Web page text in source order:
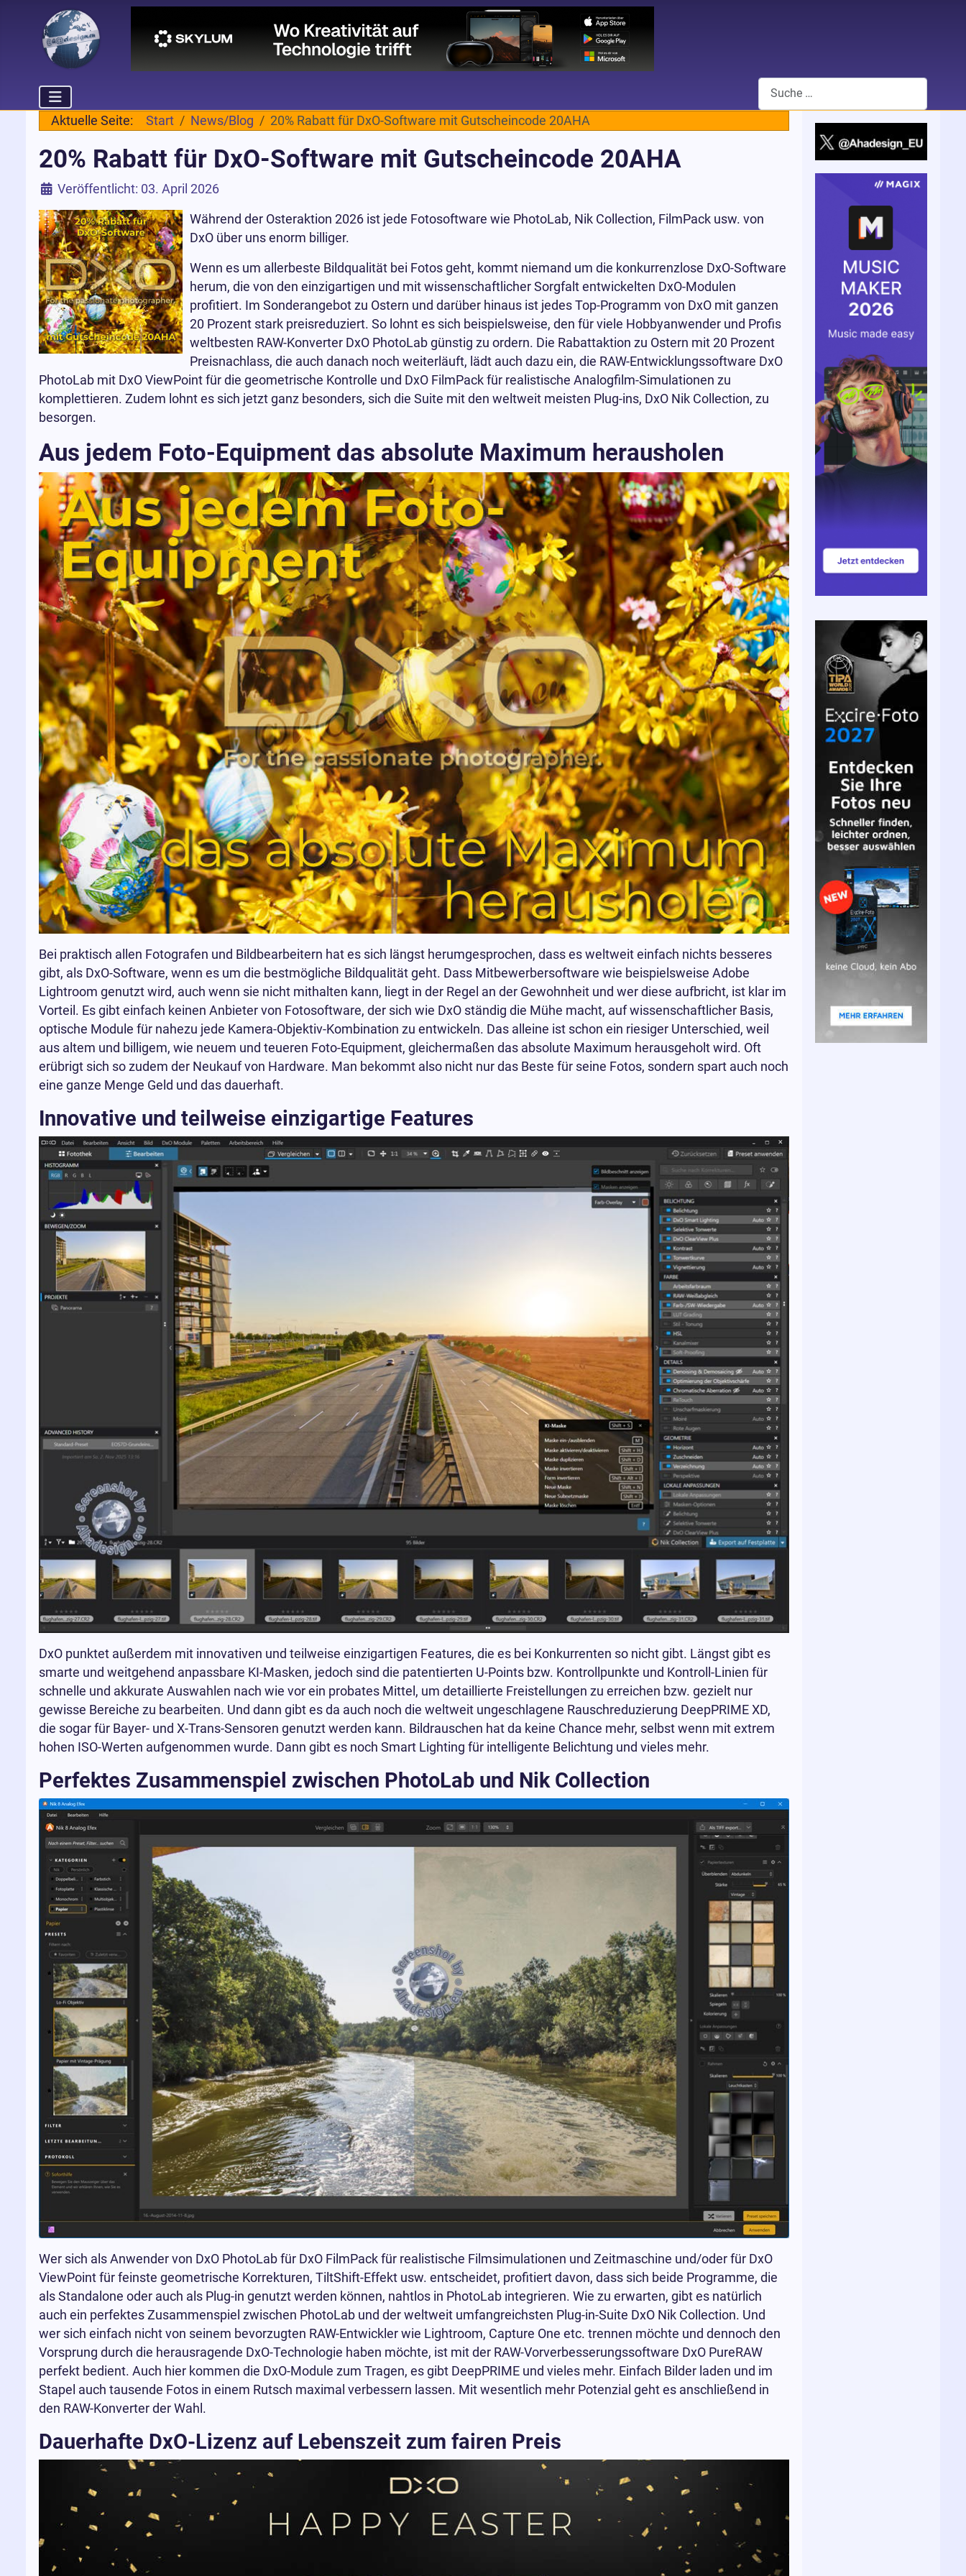
Suchen
Aktuelle Seite: Start News/Blog 20% Rabatt für DxO-Software mit Gutscheincode 20AHA
20% Rabatt für DxO-Software mit Gutscheincode 20AHA
Details
Veröffentlicht: 03. April 2026
Während der Osteraktion 2026 ist jede Fotosoftware wie PhotoLab, Nik Collection, FilmPack usw. von
DxO über uns enorm billiger.
Wenn es um allerbeste Bildqualität bei Fotos geht, kommt niemand um die konkurrenzlose DxO-Software
herum, die von den einzigartigen und mit wissenschaftlicher Sorgfalt entwickelten DxO-Modulen
profitiert. Im Sonderangebot zu Ostern und darüber hinaus ist jedes Top-Programm von DxO mit ganzen
20 Prozent stark preisreduziert. So lohnt es sich beispielsweise, den für viele Hobbyanwender und Profis
weltbesten RAW-Konverter DxO PhotoLab günstig zu ordern. Die Rabattaktion zu Ostern mit 20 Prozent
Preisnachlass, die auch danach noch weiterläuft, lädt auch dazu ein, die RAW-Entwicklungssoftware DxO
PhotoLab mit DxO ViewPoint für die geometrische Kontrolle und DxO FilmPack für realistische Analogfilm-Simulationen zu
komplettieren. Zudem lohnt es sich jetzt ganz besonders, sich die Suite mit den weltweit meisten Plug-ins, DxO Nik Collection, zu
besorgen.
Aus jedem Foto-Equipment das absolute Maximum herausholen
Bei praktisch allen Fotografen und Bildbearbeitern hat es sich längst herumgesprochen, dass es weltweit einfach nichts besseres
gibt, als DxO-Software, wenn es um die bestmögliche Bildqualität geht. Dass Mitbewerbersoftware wie beispielsweise Adobe
Lightroom genutzt wird, auch wenn sie nicht mithalten kann, liegt in der Regel an der Gewohnheit und wer diese aufbricht, ist klar im
Vorteil. Es gibt einfach keinen Anbieter von Fotosoftware, der sich wie DxO ständig die Mühe macht, auf wissenschaftlicher Basis,
optische Module für nahezu jede Kamera-Objektiv-Kombination zu entwickeln. Das alleine ist schon ein riesiger Unterschied, weil
aus altem und billigem, wie neuem und teueren Foto-Equipment, gleichermaßen das absolute Maximum herausgeholt wird. Oft
erübrigt sich so zudem der Neukauf von Hardware. Man bekommt also nicht nur das Beste für seine Fotos, sondern spart auch noch
eine ganze Menge Geld und das dauerhaft.
Innovative und teilweise einzigartige Features
DxO punktet außerdem mit innovativen und teilweise einzigartigen Features, die es bei Konkurrenten so nicht gibt. Längst gibt es
smarte und weitgehend anpassbare KI-Masken, jedoch sind die patentierten U-Points bzw. Kontrollpunkte und Kontroll-Linien für
schnelle und akkurate Auswahlen nach wie vor ein probates Mittel, um detaillierte Freistellungen zu erreichen bzw. gezielt nur
gewisse Bereiche zu bearbeiten. Und dann gibt es da auch noch die weltweit ungeschlagene Rauschreduzierung DeepPRIME XD,
die sogar für Bayer- und X-Trans-Sensoren genutzt werden kann. Bildrauschen hat da keine Chance mehr, selbst wenn mit extrem
hohen ISO-Werten aufgenommen wurde. Dann gibt es noch Smart Lighting für intelligente Belichtung und vieles mehr.
Perfektes Zusammenspiel zwischen PhotoLab und Nik Collection
Wer sich als Anwender von DxO PhotoLab für DxO FilmPack für realistische Filmsimulationen und Zeitmaschine und/oder für DxO
ViewPoint für feinste geometrische Korrekturen, TiltShift-Effekt usw. entscheidet, profitiert davon, dass sich beide Programme, die
als Standalone oder auch als Plug-in genutzt werden können, nahtlos in PhotoLab integrieren. Wie zu erwarten, gibt es natürlich
auch ein perfektes Zusammenspiel zwischen PhotoLab und der weltweit umfangreichsten Plug-in-Suite DxO Nik Collection. Und
wer sich einfach nicht von seinem bevorzugten RAW-Entwickler wie Lightroom, Capture One etc. trennen möchte und dennoch den
Vorsprung durch die herausragende DxO-Technologie haben möchte, ist mit der RAW-Vorverbesserungssoftware DxO PureRAW
perfekt bedient. Auch hier kommen die DxO-Module zum Tragen, es gibt DeepPRIME und vieles mehr. Einfach Bilder laden und im
Stapel auch tausende Fotos in einem Rutsch maximal verbessern lassen. Mit wesentlich mehr Potenzial geht es anschließend in
den RAW-Konverter der Wahl.
Dauerhafte DxO-Lizenz auf Lebenszeit zum fairen Preis